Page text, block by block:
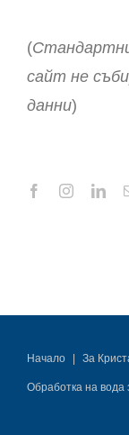
(
сайт не
данни)
Начало За
Обработка на вода